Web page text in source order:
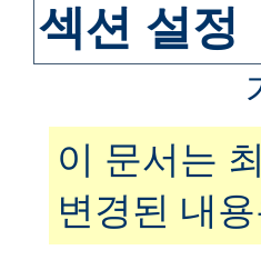
섹션 설정
이 문서는
변경된 내